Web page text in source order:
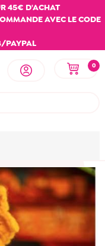
45€ D'ACHAT
AVEC LE CODE
PAYPAL
0